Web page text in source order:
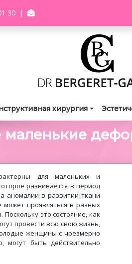
30 |
хирургия
маленькие
для маленьких и
развивается в период
аномалии в развитии ткани
проявляться в разных
это состояние, как
провести всю свою жизнь,
женщины с чрезмерно
могут быть действительно